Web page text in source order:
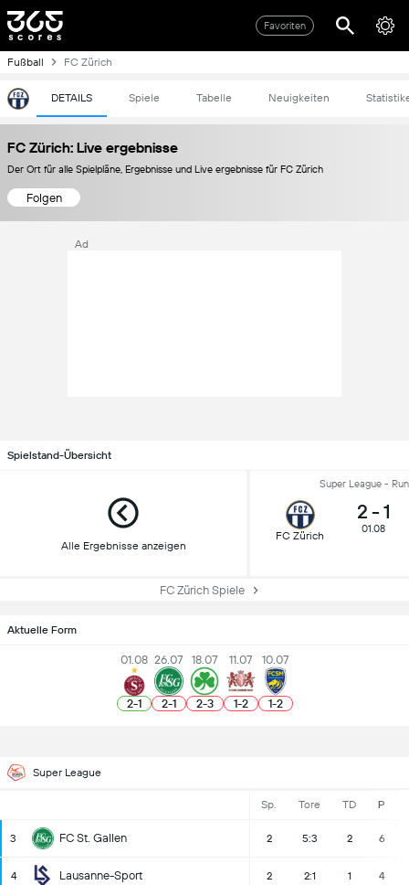
Favoriten
Fußball FC Zürich
DETAILS Spiele Tabelle Neuigkeiten
FC Zürich: Live ergebnisse
Der Ort für alle Spielpläne, Ergebnisse und Live ergebnisse für FC Zürich
Folgen
Ad
Spielstand-Übersicht
Alle Ergebnisse anzeigen
Super League -
FC Zürich
2 - 1
01.08
FC Zürich Spiele
Aktuelle Form
01.08
2-1
26.07
2-1
18.07
2-3
11.07
1-2
10.07
1-2
Super League
Sp. Tore TD P
3 FC St. Gallen 2 5:3 2 6
4 Lausanne-Sport 2 2:1 1 4